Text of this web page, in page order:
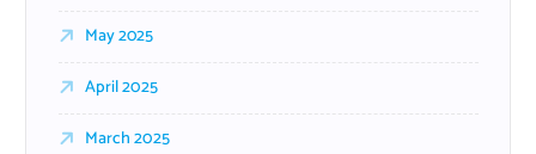
May 2025
April 2025
March 2025